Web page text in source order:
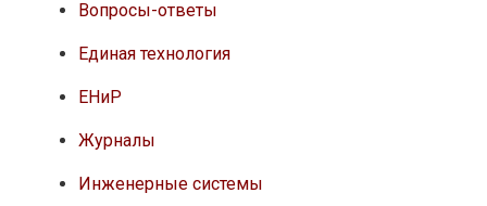
Вопросы-ответы
Единая технология
ЕНиР
Журналы
Инженерные системы